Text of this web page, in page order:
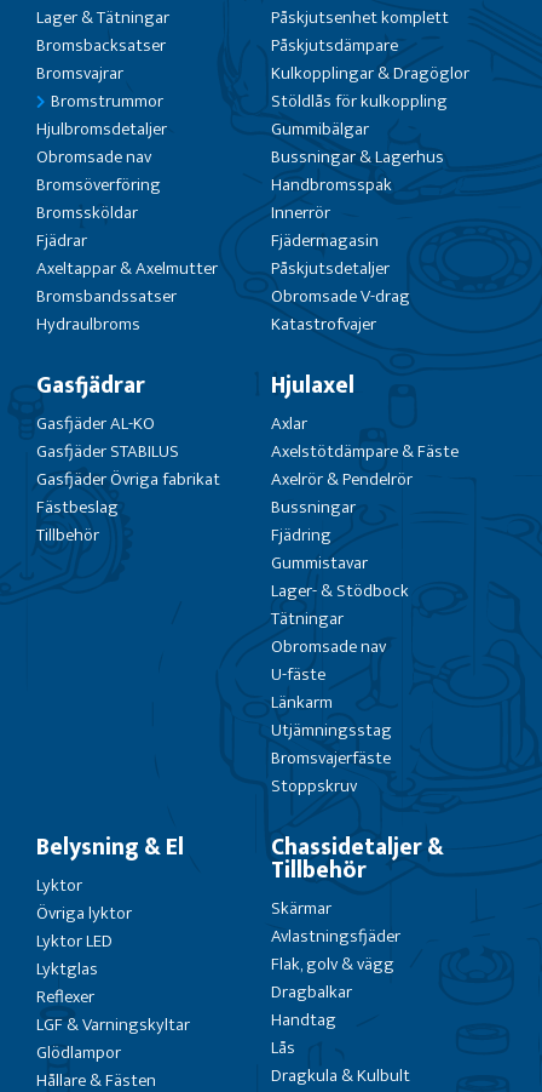
Lager & Tätningar
Bromsbacksatser
Bromsvajrar
Bromstrummor
Hjulbromsdetaljer
Obromsade nav
Bromsöverföring
Bromssköldar
Fjädrar
Axeltappar & Axelmutter
Bromsbandssatser
Hydraulbroms
Påskjutsenhet komplett
Påskjutsdämpare
Kulkopplingar & Dragöglor
Stöldlås för kulkoppling
Gummibälgar
Bussningar & Lagerhus
Handbromsspak
Innerrör
Fjädermagasin
Påskjutsdetaljer
Obromsade V-drag
Katastrofvajer
Gasfjädrar
Gasfjäder AL-KO
Gasfjäder STABILUS
Gasfjäder Övriga fabrikat
Fästbeslag
Tillbehör
Hjulaxel
Axlar
Axelstötdämpare & Fäste
Axelrör & Pendelrör
Bussningar
Fjädring
Gummistavar
Lager- & Stödbock
Tätningar
Obromsade nav
U-fäste
Länkarm
Utjämningsstag
Bromsvajerfäste
Stoppskruv
Belysning & El
Lyktor
Övriga lyktor
Lyktor LED
Lyktglas
Reflexer
LGF & Varningskyltar
Glödlampor
Hållare & Fästen
Chassidetaljer &
Tillbehör
Skärmar
Avlastningsfjäder
Flak, golv & vägg
Dragbalkar
Handtag
Lås
Dragkula & Kulbult